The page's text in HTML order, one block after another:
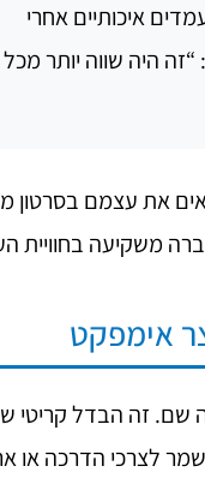
דיווחה על עלייה של 45% בפניות מועמדים איכותיים אחרי
היה שווה יותר מכל
את עצמם בסרטון
משקיעה בחוויית
אימפקט
שם. זה הבדל קריטי
לצרכי הדרכה או